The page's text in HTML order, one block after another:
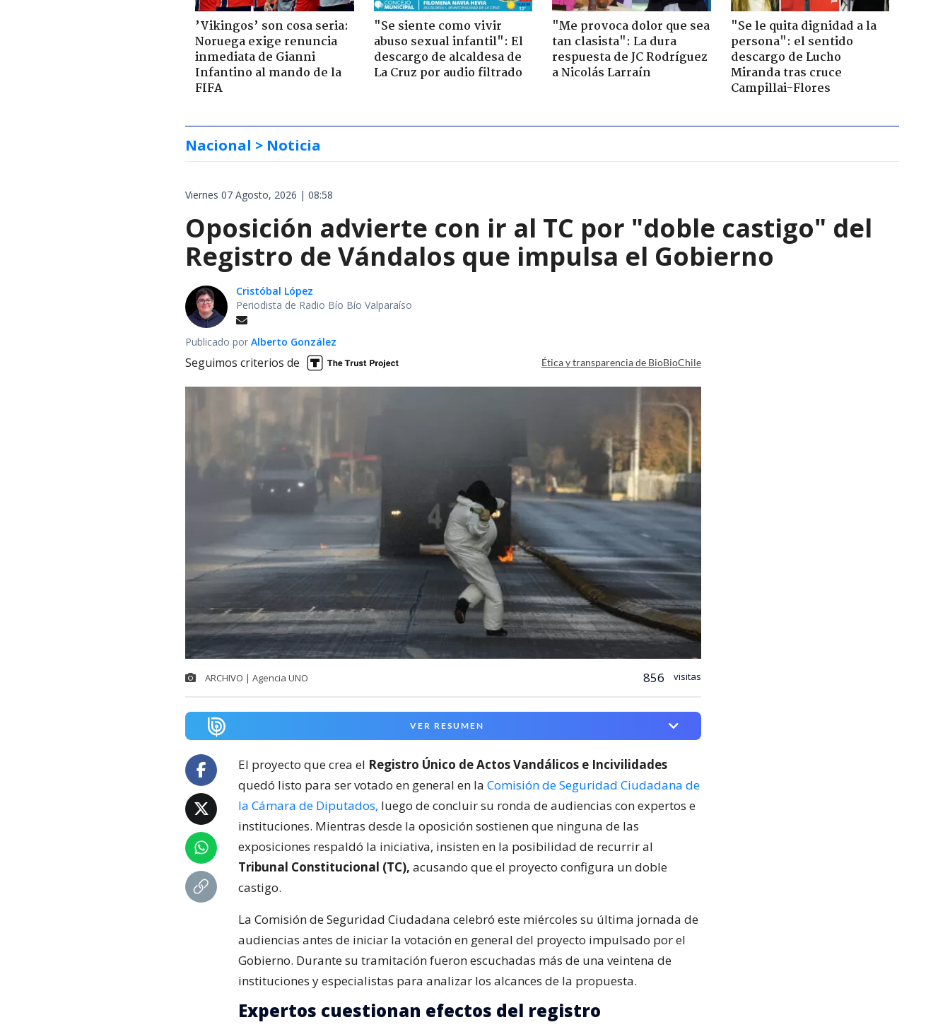
’Vikingos’ son cosa seria:
Noruega exige renuncia
inmediata de Gianni
Infantino al mando de la
FIFA
"Se siente como vivir
abuso sexual infantil": El
descargo de alcaldesa de
La Cruz por audio filtrado
"Me provoca dolor que sea
tan clasista": La dura
respuesta de JC Rodríguez
a Nicolás Larraín
"Se le quita dignidad a la
persona": el sentido
descargo de Lucho
Miranda tras cruce
Campillai-Flores
Nacional > Noticia
Viernes 07 Agosto, 2026 | 08:58
Oposición advierte con ir al TC por "doble castigo" del
Registro de Vándalos que impulsa el Gobierno
Cristóbal López
Periodista de Radio Bío Bío Valparaíso
Publicado por Alberto González
Seguimos criterios de Ética y transparencia de BioBioChile
ARCHIVO | Agencia UNO 856 visitas
VER RESUMEN
El proyecto que crea el Registro Único de Actos Vandálicos e Incivilidades
quedó listo para ser votado en general en la Comisión de Seguridad Ciudadana de
la Cámara de Diputados, luego de concluir su ronda de audiencias con expertos e
instituciones. Mientras desde la oposición sostienen que ninguna de las
exposiciones respaldó la iniciativa, insisten en la posibilidad de recurrir al
Tribunal Constitucional (TC), acusando que el proyecto configura un doble
castigo.
La Comisión de Seguridad Ciudadana celebró este miércoles su última jornada de
audiencias antes de iniciar la votación en general del proyecto impulsado por el
Gobierno. Durante su tramitación fueron escuchadas más de una veintena de
instituciones y especialistas para analizar los alcances de la propuesta.
Expertos cuestionan efectos del registro